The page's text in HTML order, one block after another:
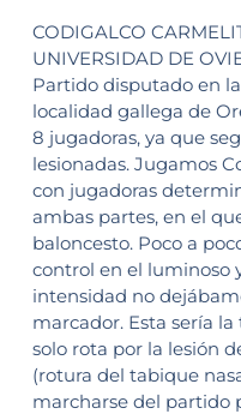
CODIGALCO
UNIVERSIDAD DE
Partido disputado en
localidad gallega de
8 jugadoras, ya que
lesionadas. Jugamos
con jugadoras
ambas partes, en el
baloncesto. Poco a
control en el luminoso
intensidad no
marcador. Esta sería
solo rota por la lesión
(rotura del tabique
marcharse del partido